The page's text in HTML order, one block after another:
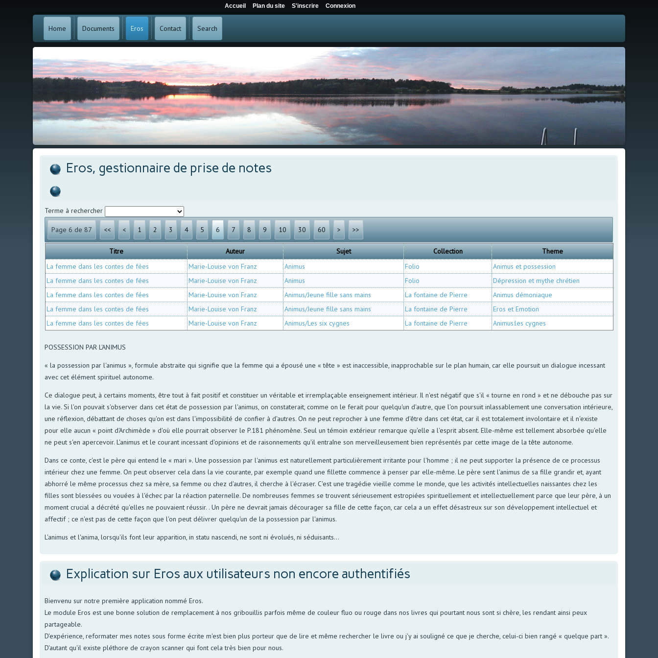
Home Documents Eros Contact Search
Eros, gestionnaire de prise de notes
Terme à rechercher
Page 6 de 87 << < 1 2 3 4 5 6 7 8 9 10 30 60 > >>
Titre Auteur Sujet Collection
Theme
La femme dans les contes de fées
Marie-Louise von Franz Animus Folio
Animus et possession
La femme dans les contes de fées
Marie-Louise von Franz Animus Folio
Dépression et mythe chrétien
La femme dans les contes de fées
Marie-Louise von Franz Animus/Jeune fille sans mains La fontaine de Pierre
Animus démoniaque
La femme dans les contes de fées
Marie-Louise von Franz Animus/Jeune fille sans mains La fontaine de Pierre
Eros et Emotion
La femme dans les contes de fées
Marie-Louise von Franz Animus/Les six cygnes La fontaine de Pierre Animus:les cygnes
POSSESSION PAR L'ANIMUS
« la possession par l'animus », formule abstraite qui signifie que la femme qui a épousé une « tête » est inaccessible, inapprochable sur le plan humain, car elle poursuit un dialogue incessant
avec cet élément spirituel autonome.
Ce dialogue peut, à certains moments, être tout à fait positif et constituer un véritable et irremplaçable enseignement intérieur. Il n'est négatif que s'il « tourne en rond » et ne débouche pas sur
la vie. Si l'on pouvait s'observer dans cet état de possession par l'animus, on constaterait, comme on le ferait pour quelqu'un d'autre, que l'on poursuit inlassablement une conversation intérieure,
une réflexion, débattant de choses qu'on est dans l'impossibilité de confier à d'autres. On ne peut reprocher à une femme d'être dans cet état, car il est totalement involontaire et il n'existe
pour elle aucun « point d'Archimède » d'où elle pourrait observer le P.181 phénomène. Seul un témoin extérieur remarque qu'elle a l'esprit absent. Elle-même est tellement absorbée qu'elle
ne peut s'en apercevoir. L'animus et le courant incessant d'opinions et de raisonnements qu'il entraîne son merveilleusement bien représentés par cette image de la tête autonome.
Dans ce conte, c'est le père qui entend le « mari ». Une possession par l'animus est naturellement particulièrement irritante pour l'homme ; il ne peut supporter la présence de ce processus
intérieur chez une femme. On peut observer cela dans la vie courante, par exemple quand une fillette commence à penser par elle-même. Le père sent l'animus de sa fille grandir et, ayant
abhorré le même processus chez sa mère, sa femme ou chez d'autres, il cherche à l'écraser. C'est une tragédie vieille comme le monde, que les activités intellectuelles naissantes chez les
filles sont blessées ou vouées à l'échec par la réaction paternelle. De nombreuses femmes se trouvent sérieusement estropiées spirituellement et intellectuellement parce que leur père, à un
moment crucial a décrété qu'elles ne pouvaient réussir. . Un père ne devrait jamais décourager sa fille de cette façon, car cela a un effet désastreux sur son développement intellectuel et
affectif ; ce n'est pas de cette façon que l'on peut délivrer quelqu'un de la possession par l'animus.
L'animus et l'anima, lorsqu'ils font leur apparition, in statu nascendi, ne sont ni évolués, ni séduisants...
Explication sur Eros aux utilisateurs non encore authentifiés
Bienvenu sur notre première application nommé Eros.
Le module Eros est une bonne solution de remplacement à nos gribouillis parfois même de couleur fluo ou rouge dans nos livres qui pourtant nous sont si chère, les rendant ainsi peux
partageable.
D'expérience, reformater mes notes sous forme écrite m'est bien plus porteur que de lire et même rechercher le livre ou j'y ai souligné ce que je cherche, celui-ci bien rangé « quelque part ».
D'autant qu'il existe pléthore de crayon scanner qui font cela très bien pour nous.
Accueil Plan du site S'inscrire Connexion